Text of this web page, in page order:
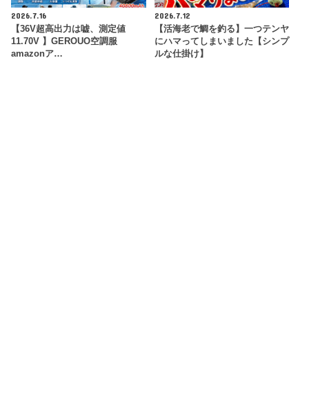
2026.7.16
【36V超高出力は嘘、測定値
11.70V 】GEROUO空調服
amazonア…
2026.7.12
【活海老で鯛を釣る】一つテンヤ
にハマってしまいました【シンプ
ルな仕掛け】